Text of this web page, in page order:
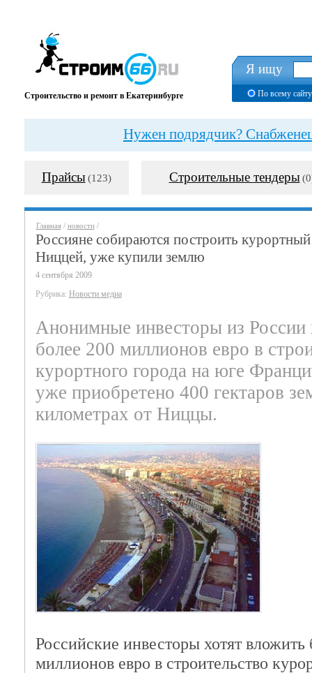
Строительство и ремонт в Екатеринбурге
Я ищу
По всему сайту
Нужен подрядчик?
Прайсы (123) Строительные тендеры
Главная/ новости/
Россияне собираются построить
Ниццей, уже купили землю
4 сентября 2009
Рубрика: Новости медиа
Анонимные инвесторы из России
более 200 миллионов евро в
курортного города на юге
уже приобретено 400 гектаров
километрах от Ниццы.
Российские инвесторы хотят вложить
миллионов евро в строительство